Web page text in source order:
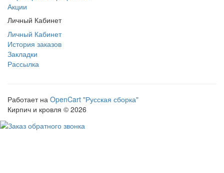
Акции
Личный Кабинет
Личный Кабинет
История заказов
Закладки
Рассылка
Работает на OpenCart "Русская сборка"
Кирпич и кровля © 2026